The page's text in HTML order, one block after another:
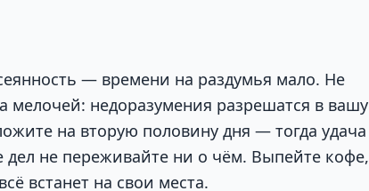
— времени на раздумья мало. Не
мелочей: недоразумения разрешатся в
на вторую половину дня — тогда удача
дел не переживайте ни о чём. Выпейте
встанет на свои места.